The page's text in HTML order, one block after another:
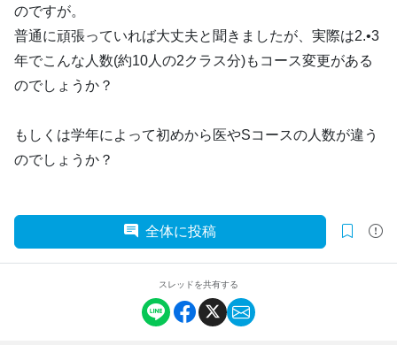
のですが。
普通に頑張っていれば大丈夫と聞きましたが、実際は2.•3
年でこんな人数(約10人の2クラス分)もコース変更がある
のでしょうか？
もしくは学年によって初めから医やSコースの人数が違う
のでしょうか？
全体に投稿
スレッドを共有する